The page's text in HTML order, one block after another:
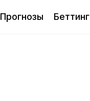
Прогнозы Беттинг